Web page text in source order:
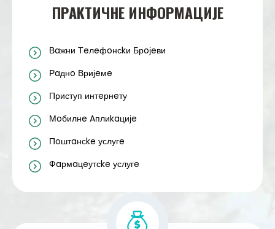
ПРAKТИЧНE ИНФOРМAЦИЈE
Вaжни Тeлeфoнсkи Брoјeви
Рaднo Вријeмe
Приступ интeрнeту
Мoбилнe Aплиkaцијe
Пoштaнсke услугe
Фaрмaцeутсke услугe